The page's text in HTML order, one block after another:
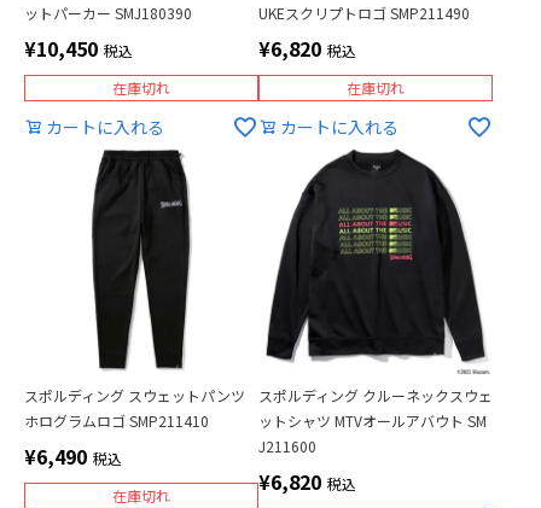
ットパーカー SMJ180390
¥10,450 税込
在庫切れ
カートに入れる
UKEスクリプトロゴ SMP211490
¥6,820 税込
在庫切れ
カートに入れる
スポルディング スウェットパンツ
ホログラムロゴ SMP211410
¥6,490 税込
在庫切れ
スポルディング クルーネックスウェ
ットシャツ MTVオールアバウト SM
J211600
¥6,820 税込